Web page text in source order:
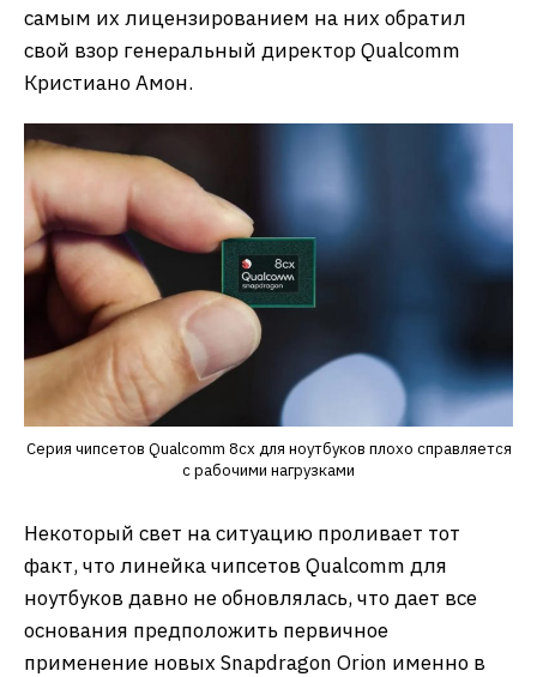
самым их лицензированием на них обратил
свой взор генеральный директор Qualcomm
Кристиано Амон.
Серия чипсетов Qualcomm 8cx для ноутбуков плохо справляется
с рабочими нагрузками
Некоторый свет на ситуацию проливает тот
факт, что линейка чипсетов Qualcomm для
ноутбуков давно не обновлялась, что дает все
основания предположить первичное
применение новых Snapdragon Orion именно в